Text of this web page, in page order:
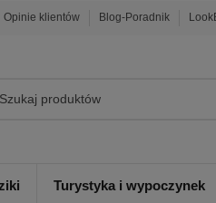
Opinie klientów Blog-Poradnik
Turystyka i wypoczynek